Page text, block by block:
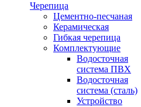
Черепица
Цементно-песчаная
Керамическая
Гибкая черепица
Комплектующие
Водосточная
система ПВХ
Водосточная
система (сталь)
Устройство